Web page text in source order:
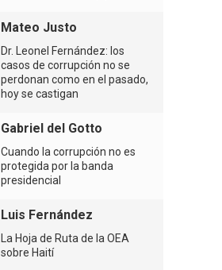
Mateo Justo
Dr. Leonel Fernández: los
casos de corrupción no se
perdonan como en el pasado,
hoy se castigan
Gabriel del Gotto
Cuando la corrupción no es
protegida por la banda
presidencial
Luis Fernández
La Hoja de Ruta de la OEA
sobre Haití